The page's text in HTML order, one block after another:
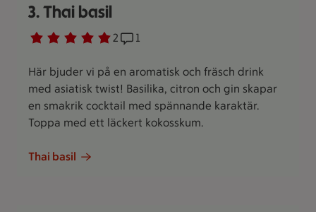
3. Thai basil
Betyg 5 av 5. 2
2 personer har röstatReceptet har 1 kommentarer
1
Här bjuder vi på en aromatisk och fräsch drink
med asiatisk twist! Basilika, citron och gin skapar
en smakrik cocktail med spännande karaktär.
Toppa med ett läckert kokosskum.
Thai basil